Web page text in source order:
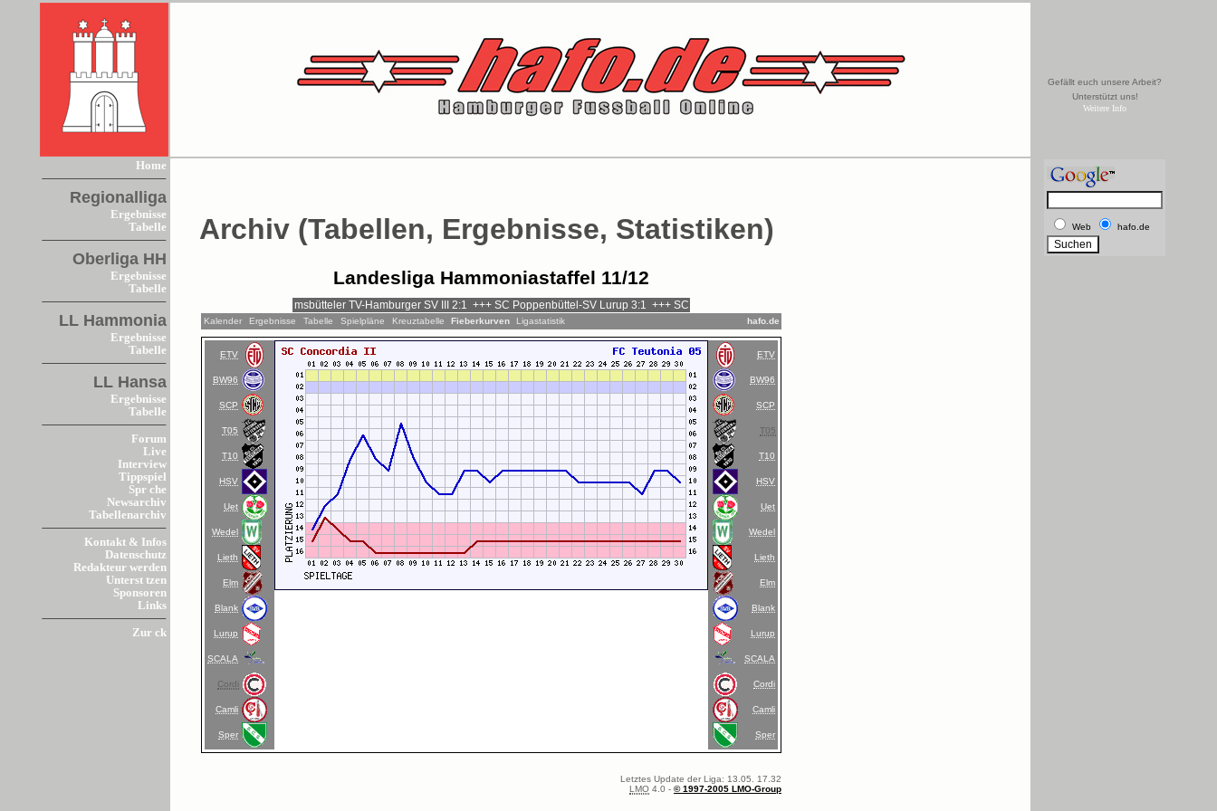
Gefällt euch unsere Arbeit?
Unterstützt uns!
Weitere Info
Home
Regionalliga
Ergebnisse
Tabelle
Oberliga HH
Ergebnisse
Tabelle
LL Hammonia
Ergebnisse
Tabelle
LL Hansa
Ergebnisse
Tabelle
Forum
Live
Interview
Tippspiel
Spr che
Newsarchiv
Tabellenarchiv
Kontakt & Infos
Datenschutz
Redakteur werden
Unterst tzen
Sponsoren
Links
Zur ck
Archiv (Tabellen, Ergebnisse, Statistiken)
Landesliga Hammoniastaffel 11/12
Kalender Ergebnisse Tabelle Spielpläne Kreuztabelle Fieberkurven Ligastatistik hafo.de
ETV
BW96
SCP
T05
T10
HSV
Uet
Wedel
Lieth
Elm
Blank
Lurup
SCALA
Cordi
Camli
Sper
ETV
BW96
SCP
T05
T10
HSV
Uet
Wedel
Lieth
Elm
Blank
Lurup
SCALA
Cordi
Camli
Sper
Letztes Update der Liga: 13.05. 17.32
LMO 4.0 - © 1997-2005 LMO-Group
Web hafo.de